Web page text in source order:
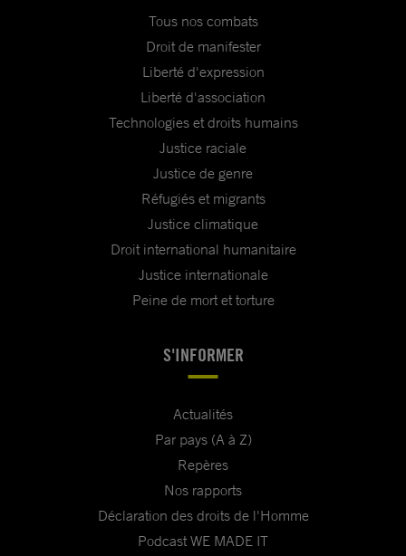
Tous nos combats
Droit de manifester
Liberté d'expression
Liberté d'association
Technologies et droits humains
Justice raciale
Justice de genre
Réfugiés et migrants
Justice climatique
Droit international humanitaire
Justice internationale
Peine de mort et torture
S'INFORMER
Actualités
Par pays (A à Z)
Repères
Nos rapports
Déclaration des droits de l'Homme
Podcast WE MADE IT